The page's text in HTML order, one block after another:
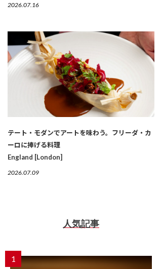
2026.07.16
テート・モダンでアートを味わう。フリーダ・カ
ーロに捧げる料理
England [London]
2026.07.09
人気記事
1